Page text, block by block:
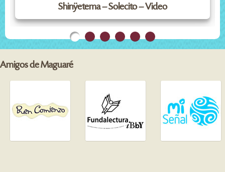
Shinÿetema – Solecito – Video
Amigos de Maguaré